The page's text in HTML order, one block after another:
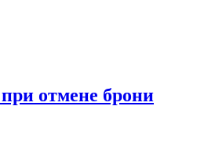
отмене брони